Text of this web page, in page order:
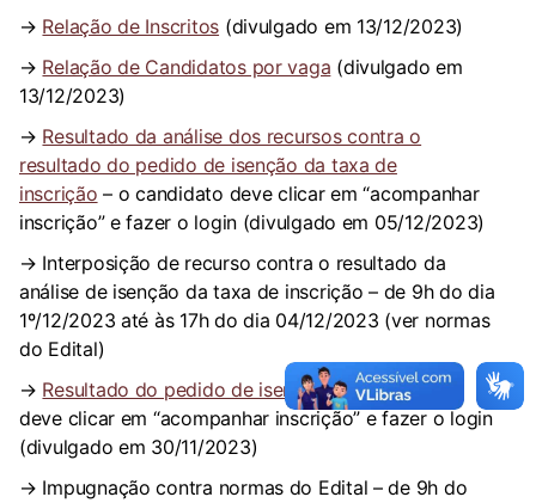
→ Relação de Inscritos (divulgado em 13/12/2023)
→ Relação de Candidatos por vaga (divulgado em
13/12/2023)
→ Resultado da análise dos recursos contra o
resultado do pedido de isenção da taxa de
inscrição – o candidato deve clicar em “acompanhar
inscrição” e fazer o login (divulgado em 05/12/2023)
→ Interposição de recurso contra o resultado da
análise de isenção da taxa de inscrição – de 9h do dia
1º/12/2023 até às 17h do dia 04/12/2023 (ver normas
do Edital)
→ Resultado do pedido de isenção– o candidato
deve clicar em “acompanhar inscrição” e fazer o login
(divulgado em 30/11/2023)
→ Impugnação contra normas do Edital – de 9h do